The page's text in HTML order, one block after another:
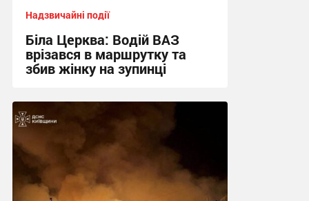
Надзвичайні події
Біла Церква: Водій ВАЗ
врізався в маршрутку та
збив жінку на зупинці
12:13 сьогодні